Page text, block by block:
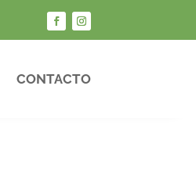
CONTACTO